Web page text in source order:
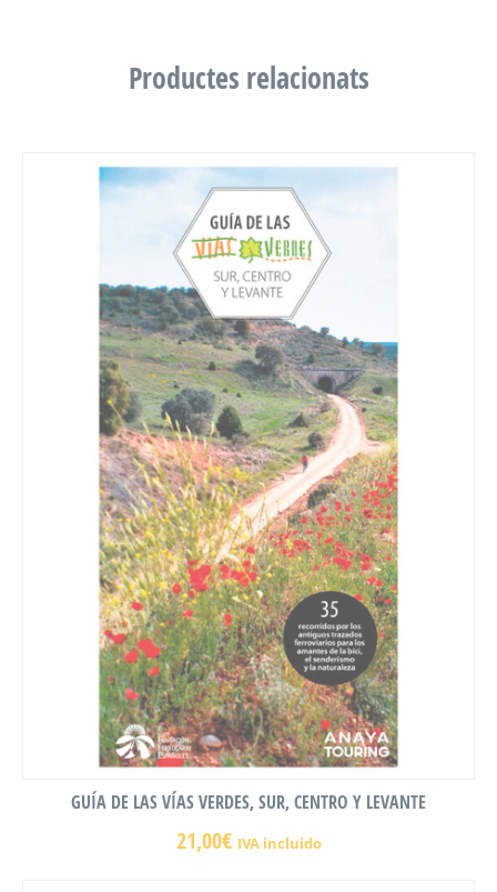
Productes relacionats
GUÍA DE LAS VÍAS VERDES, SUR, CENTRO Y LEVANTE
21,00€ IVA incluido